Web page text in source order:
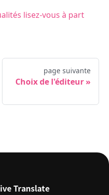
lisez-vous à part
page suivante
Choix de l'éditeur
Translate